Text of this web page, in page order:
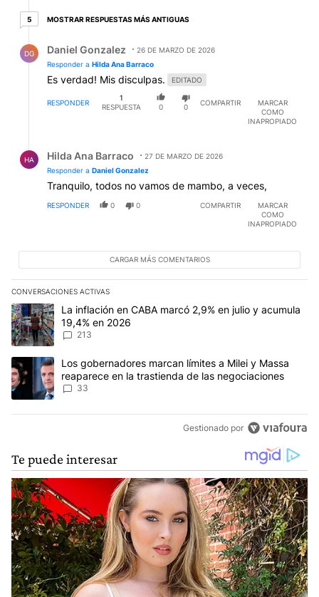
55 respuestas más antiguas
MOSTRAR RESPUESTAS MÁS ANTIGUAS
DG Daniel Gonzalez
26 DE MARZO DE 2026
Responder a Hilda Ana Barraco
Es verdad! Mis disculpas. EDITADO
RESPONDER
1
RESPUESTA
0 0
COMPARTIR
MARCAR
COMO
INAPROPIADO
HA Hilda Ana Barraco
27 DE MARZO DE 2026
Responder a Daniel Gonzalez
Tranquilo, todos no vamos de mambo, a veces,
RESPONDER 0 0 COMPARTIR
MARCAR
COMO
INAPROPIADO
CARGAR MÁS COMENTARIOS
CONVERSACIONES ACTIVAS
Este listado muestra los artículos con más comentarios en los
Un artículo de tendencia con el título "La inflación en CABA
La inflación en CABA marcó 2,9% en julio y acumula
19,4% en 2026
213
Un artículo de tendencia con el título "Los gobernadores
Los gobernadores marcan límites a Milei y Massa
reaparece en la trastienda de las negociaciones
33
Gestionado por